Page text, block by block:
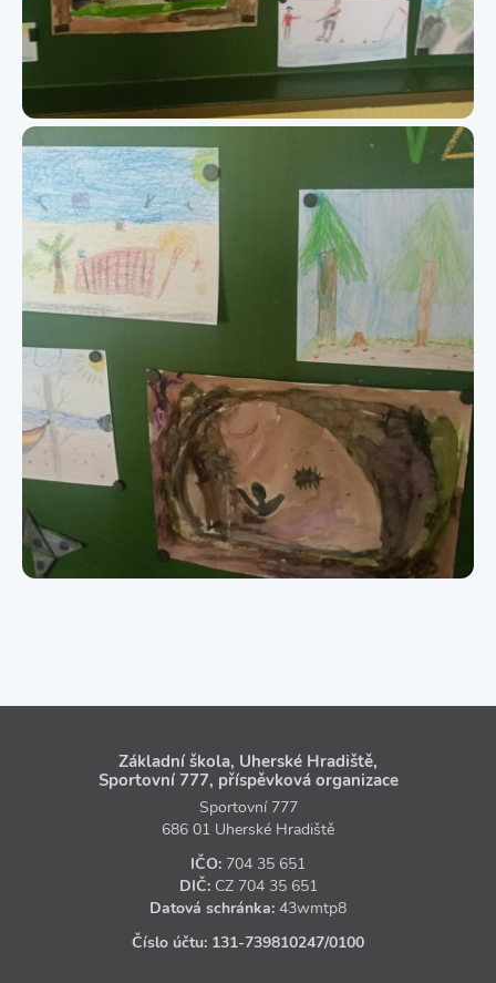
Základní škola, Uherské Hradiště,
Sportovní 777, příspěvková organizace
Sportovní 777
686 01 Uherské Hradiště
IČO: 704 35 651
DIČ: CZ 704 35 651
Datová schránka: 43wmtp8
Číslo účtu: 131‑739810247/0100